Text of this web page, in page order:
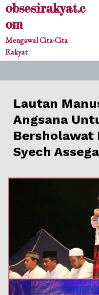
Skipobsesirakyat.c
om
Mengawal Cita-Cita
Rakyat
​Lautan
Angsana
Bersholawat
Syech